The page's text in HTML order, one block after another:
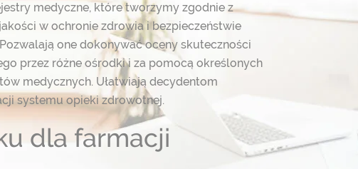
medyczne, które tworzymy zgodnie z
w ochronie zdrowia i bezpieczeństwie
one dokonywać oceny skuteczności
przez różne ośrodki i za pomocą określonych
medycznych. Ułatwiają decydentom
systemu opieki zdrowotnej.
dla farmacji